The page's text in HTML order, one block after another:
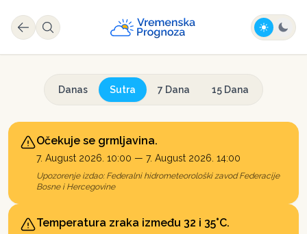
Danas Sutra 7 Dana 15 Dana
Očekuje se grmljavina.
7. August 2026. 10:00 — 7. August 2026. 14:00
Upozorenje izdao: Federalni hidrometeorološki zavod Federacije
Bosne i Hercegovine
Temperatura zraka između 32 i 35°C.